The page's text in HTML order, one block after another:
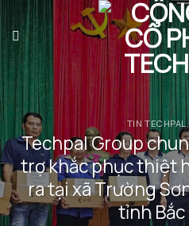
qua
nội
dung
TIN TECHPAL
Techpal Group
trợ khắc phục thiệt
ra tại xã Trường
tỉnh